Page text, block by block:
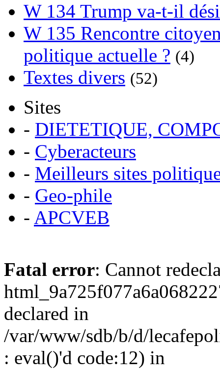
W 134 Trump va-t-il
W 135 Rencontre
politique actuelle ? (4)
Textes divers (52)
Sites
- DIETETIQUE,
- Cyberacteurs
- Meilleurs sites
- Geo-phile
- APCVEB
Fatal error: Cannot
declared in
/var/www/sdb/b/d/
: eval()'d code:12) in